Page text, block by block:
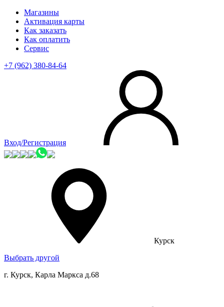
Магазины
Активация карты
Как заказать
Как оплатить
Сервис
+7 (962) 380-84-64
Вход/Регистрация
Курск
Выбрать другой
г. Курск, Карла Маркса д.68